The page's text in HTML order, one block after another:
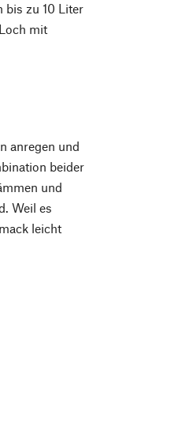
bis zu 10 Liter
mit
anregen und
beider
und
Weil es
leicht